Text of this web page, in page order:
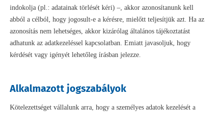
indokolja (pl.: adatainak törlését kéri) –, akkor azonosítanunk kell
abból a célból, hogy jogosult-e a kérésre, mielőtt teljesítjük azt. Ha az
azonosítás nem lehetséges, akkor kizárólag általános tájékoztatást
adhatunk az adatkezeléssel kapcsolatban. Emiatt javasoljuk, hogy
kérdését vagy igényét lehetőleg írásban jelezze.
Alkalmazott jogszabályok
Kötelezettséget vállalunk arra, hogy a személyes adatok kezelését a